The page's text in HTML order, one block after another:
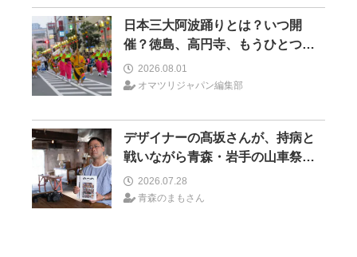
日本三大阿波踊りとは？いつ開
催？徳島、高円寺、もうひとつは
どこ？
2026.08.01
オマツリジャパン編集部
デザイナーの髙坂さんが、持病と
戦いながら青森・岩手の山車祭り
の取材を続けた理由 30の山車祭
りの魅力、ぎゅっと一冊に
2026.07.28
青森のまもさん